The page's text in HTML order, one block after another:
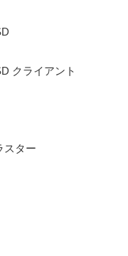
クライアント
スター